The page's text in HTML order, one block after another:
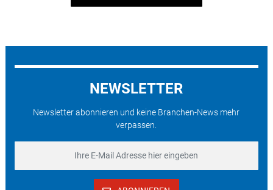
NEWSLETTER
Newsletter abonnieren und keine Branchen-News mehr
verpassen.